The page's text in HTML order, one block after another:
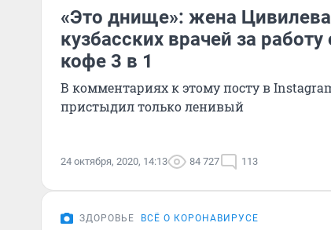
«Это днище»: жена Цивилева
кузбасских врачей за
кофе 3 в 1
В комментариях к этому посту в
пристыдил только ленивый
24 октября, 2020, 14:13 84 727 113
ЗДОРОВЬЕ ВСЁ О КОРОНАВИРУСЕ